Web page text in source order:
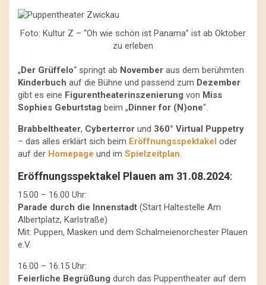
Foto: Kultur Z – “Oh wie schön ist Panama” ist ab Oktober
zu erleben
„Der Grüffelo“ springt ab November aus dem berühmten
Kinderbuch auf die Bühne und passend zum Dezember
gibt es eine Figurentheaterinszenierung von Miss
Sophies Geburtstag beim „Dinner for (N)one“.
Brabbeltheater, Cyberterror und 360° Virtual Puppetry
– das alles erklärt sich beim Eröffnungsspektakel oder
auf der Homepage und im Spielzeitplan.
Eröffnungsspektakel Plauen am 31.08.2024:
15.00 – 16.00 Uhr:
Parade durch die Innenstadt (Start Haltestelle Am
Albertplatz, Karlstraße)
Mit: Puppen, Masken und dem Schalmeienorchester Plauen
e.V.
16.00 – 16.15 Uhr:
Feierliche Begrüßung durch das Puppentheater auf dem